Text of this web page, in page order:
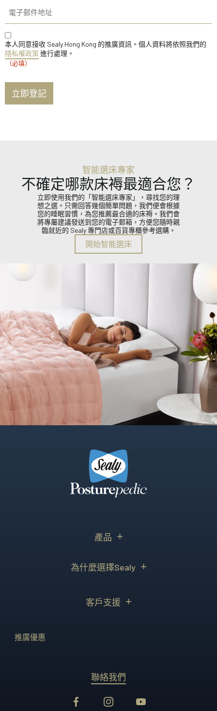
子
郵
地
址
（必
填）
Consent
（必
填）
本人同意接收 Sealy Hong Kong 的推廣資訊。個人資料將依照我們的
隱私權政策進行處理。
（必填）
智能選床專家
不確定哪款床褥最適合您？
立即使用我們的「智能選床專家」，尋找您的理
想之選。只需回答幾個簡單問題，我們便會根據
您的睡眠習慣，為您推薦最合適的床褥。我們會
將專屬建議發送到您的電子郵箱，方便您隨時親
臨就近的 Sealy 專門店或百貨專櫃參考選購。
開始智能選床
產品
為什麼選擇Sealy
客戶支援
推廣優惠
聯絡我們